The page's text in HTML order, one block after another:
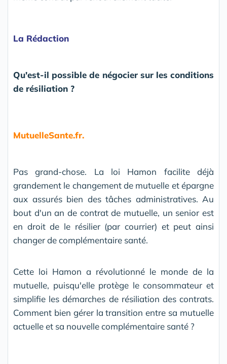
La Rédaction
Qu'est-il possible de négocier sur les conditions
de résiliation ?
MutuelleSante.fr.
Pas grand-chose. La loi Hamon facilite déjà
grandement le changement de mutuelle et épargne
aux assurés bien des tâches administratives. Au
bout d'un an de contrat de mutuelle, un senior est
en droit de le résilier (par courrier) et peut ainsi
changer de complémentaire santé.
Cette loi Hamon a révolutionné le monde de la
mutuelle, puisqu'elle protège le consommateur et
simplifie les démarches de résiliation des contrats.
Comment bien gérer la transition entre sa mutuelle
actuelle et sa nouvelle complémentaire santé ?